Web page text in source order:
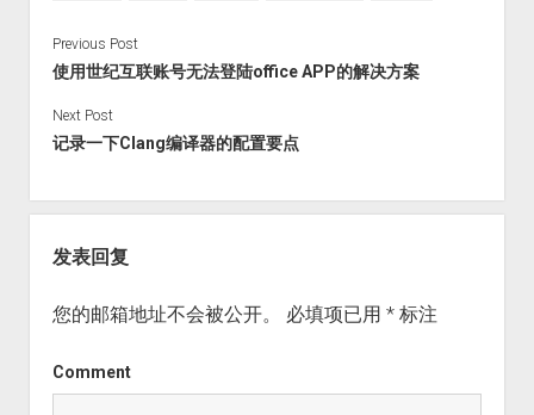
Previous Post
使用世纪互联账号无法登陆office APP的解决方案
Next Post
记录一下Clang编译器的配置要点
发表回复
您的邮箱地址不会被公开。 必填项已用 *标注
Comment